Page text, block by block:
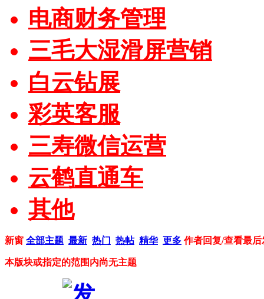
电商财务管理
三毛大湿滑屏营销
白云钻展
彩英客服
三寿微信运营
云鹤直通车
其他
新窗 全部主题 最新 热门 热帖 精华 更多 作者回复/查看最后
本版块或指定的范围内尚无主题